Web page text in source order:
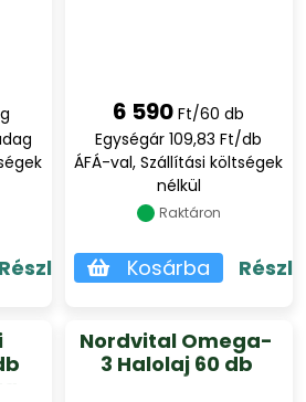
Részletek
6 590 Ft/60 db
Egységár 109,83 Ft/db
ÁFÁ-val, Szállítási költségek
nélkül
Raktáron
Kosárba
Nordvital Omega-
3 Halolaj 60 db